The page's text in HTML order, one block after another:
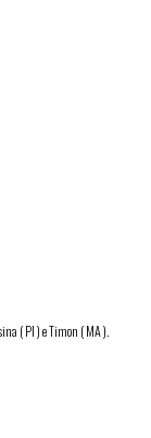
( PI ) e Timon ( MA ).